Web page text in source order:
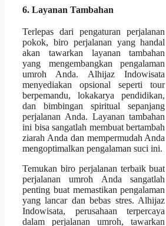
6. Layanan Tambahan
Terlepas dari pengaturan perjalanan
pokok, biro perjalanan yang handal
akan tawarkan layanan tambahan
yang mengembangkan pengalaman
umroh Anda. Alhijaz Indowisata
menyediakan opsional seperti tour
berpemandu, lokakarya pendidikan,
dan bimbingan spiritual sepanjang
perjalanan Anda. Layanan tambahan
ini bisa sangatlah membuat bertambah
ziarah Anda dan mempermudah Anda
mengoptimalkan pengalaman suci ini.
Temukan biro perjalanan terbaik buat
perjalanan umroh Anda sangatlah
penting buat memastikan pengalaman
yang lancar dan bebas stres. Alhijaz
Indowisata, perusahaan terpercaya
dalam perjalanan umroh, tawarkan